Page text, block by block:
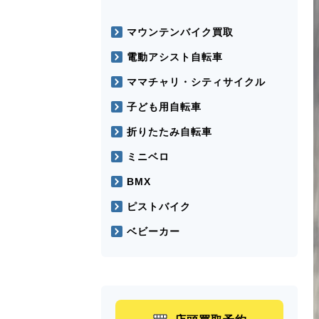
マウンテンバイク買取
電動アシスト自転車
ママチャリ・シティサイクル
子ども用自転車
折りたたみ自転車
ミニベロ
BMX
ピストバイク
ベビーカー